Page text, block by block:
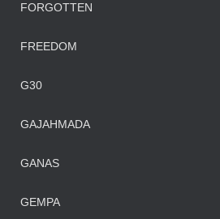
FORGOTTEN
FREEDOM
G30
GAJAHMADA
GANAS
GEMPA